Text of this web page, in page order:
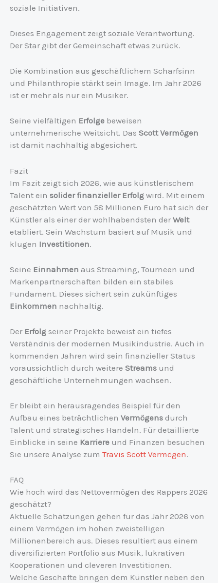
soziale Initiativen.
Dieses Engagement zeigt soziale Verantwortung.
Der Star gibt der Gemeinschaft etwas zurück.
Die Kombination aus geschäftlichem Scharfsinn
und Philanthropie stärkt sein Image. Im Jahr 2026
ist er mehr als nur ein Musiker.
Seine vielfältigen Erfolge beweisen
unternehmerische Weitsicht. Das Scott Vermögen
ist damit nachhaltig abgesichert.
Fazit
Im Fazit zeigt sich 2026, wie aus künstlerischem
Talent ein solider finanzieller Erfolg wird. Mit einem
geschätzten Wert von 58 Millionen Euro hat sich der
Künstler als einer der wohlhabendsten der Welt
etabliert. Sein Wachstum basiert auf Musik und
klugen Investitionen.
Seine Einnahmen aus Streaming, Tourneen und
Markenpartnerschaften bilden ein stabiles
Fundament. Dieses sichert sein zukünftiges
Einkommen nachhaltig.
Der Erfolg seiner Projekte beweist ein tiefes
Verständnis der modernen Musikindustrie. Auch in
kommenden Jahren wird sein finanzieller Status
voraussichtlich durch weitere Streams und
geschäftliche Unternehmungen wachsen.
Er bleibt ein herausragendes Beispiel für den
Aufbau eines beträchtlichen Vermögens durch
Talent und strategisches Handeln. Für detaillierte
Einblicke in seine Karriere und Finanzen besuchen
Sie unsere Analyse zum Travis Scott Vermögen.
FAQ
Wie hoch wird das Nettovermögen des Rappers 2026
geschätzt?
Aktuelle Schätzungen gehen für das Jahr 2026 von
einem Vermögen im hohen zweistelligen
Millionenbereich aus. Dieses resultiert aus einem
diversifizierten Portfolio aus Musik, lukrativen
Kooperationen und cleveren Investitionen.
Welche Geschäfte bringen dem Künstler neben den